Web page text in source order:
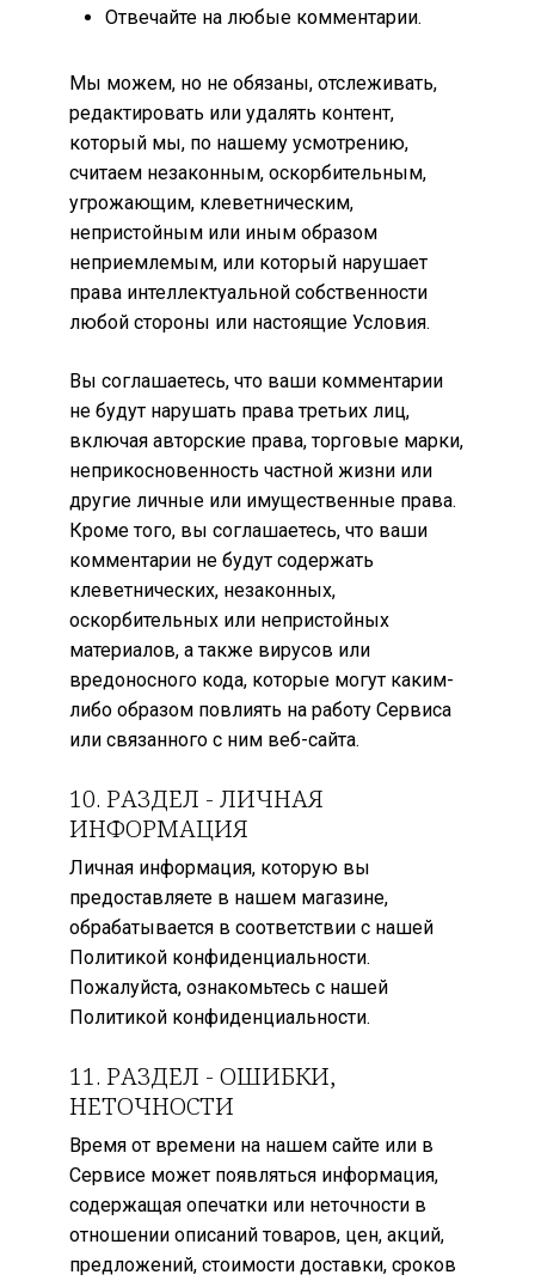
Отвечайте на любые комментарии.
Мы можем, но не обязаны, отслеживать,
редактировать или удалять контент,
который мы, по нашему усмотрению,
считаем незаконным, оскорбительным,
угрожающим, клеветническим,
непристойным или иным образом
неприемлемым, или который нарушает
права интеллектуальной собственности
любой стороны или настоящие Условия.
Вы соглашаетесь, что ваши комментарии
не будут нарушать права третьих лиц,
включая авторские права, торговые марки,
неприкосновенность частной жизни или
другие личные или имущественные права.
Кроме того, вы соглашаетесь, что ваши
комментарии не будут содержать
клеветнических, незаконных,
оскорбительных или непристойных
материалов, а также вирусов или
вредоносного кода, которые могут каким-
либо образом повлиять на работу Сервиса
или связанного с ним веб-сайта.
10. РАЗДЕЛ - ЛИЧНАЯ
ИНФОРМАЦИЯ
Личная информация, которую вы
предоставляете в нашем магазине,
обрабатывается в соответствии с нашей
Политикой конфиденциальности.
Пожалуйста, ознакомьтесь с нашей
Политикой конфиденциальности.
11. РАЗДЕЛ - ОШИБКИ,
НЕТОЧНОСТИ
Время от времени на нашем сайте или в
Сервисе может появляться информация,
содержащая опечатки или неточности в
отношении описаний товаров, цен, акций,
предложений, стоимости доставки, сроков